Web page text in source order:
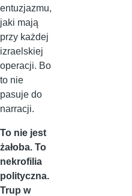
entuzjazmu,
jaki mają
przy każdej
izraelskiej
operacji. Bo
to nie
pasuje do
narracji.
To nie jest
żałoba. To
nekrofilia
polityczna.
Trup w